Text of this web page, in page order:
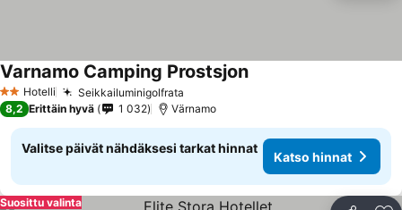
2 Tähtiluokitus
Hotelli Seikkailuminigolfrata
Varnamo Camping Prostsjon
8,2 Erittäin hyvä 1 032 Värnamo
Valitse päivät nähdäksesi tarkat hinnat
Katso hinnat
Suosittu valinta